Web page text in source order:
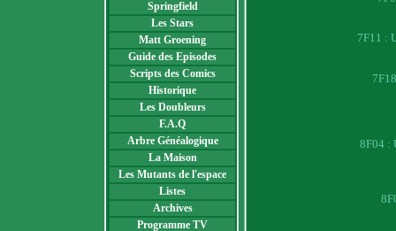
Springfield
Les Stars
Matt Groening
Guide des Episodes
Scripts des Comics
Historique
Les Doubleurs
F.A.Q
Arbre Généalogique
La Maison
Les Mutants de l'espace
Listes
Archives
Programme TV
7F11 :
8F04 :